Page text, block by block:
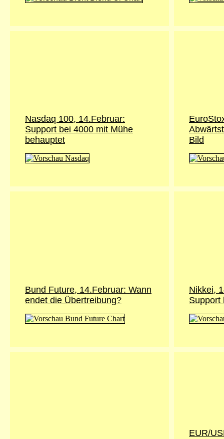
Nasdaq 100, 14.Februar:
Support bei 4000 mit Mühe
behauptet
Bild
Bund Future, 14.Februar: Wann
endet die Übertreibung?
Nikkei,
Support
EUR/